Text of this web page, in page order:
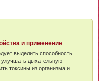
и применение
выделить способность
дыхательную
токсины из организма и